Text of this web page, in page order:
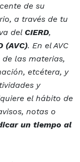
de su
a través de tu
del CIERD,
(AVC). En el AVC
las materias,
etcétera, y
y
el hábito de
notas o
un tiempo al